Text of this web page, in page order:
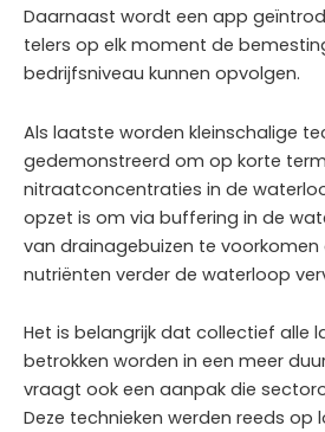
Daarnaast wordt een app
telers op elk moment de
bedrijfsniveau kunnen opvolgen.
Als laatste worden kleinschalige
gedemonstreerd om op korte
nitraatconcentraties in de
opzet is om via buffering in de
van drainagebuizen te
nutriënten verder de waterloop
Het is belangrijk dat collectief alle
betrokken worden in een meer
vraagt ook een aanpak die
Deze technieken werden reeds op